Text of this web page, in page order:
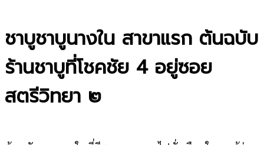
ชาบูชาบูนางใน สาขาแรก ต้นฉบับ
ร้านชาบูที่โชคชัย 4 อยู่ซอย
สตรีวิทยา ๒